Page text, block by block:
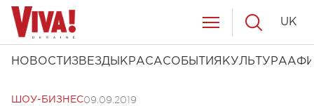
НОВОСТИ ЗВЕЗДЫ КРАСАСОБЫТИЯ КУЛЬТУРА
UK
ШОУ-БИЗНЕС09.09.2019